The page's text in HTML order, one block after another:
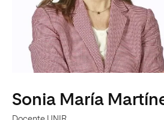
Sonia María